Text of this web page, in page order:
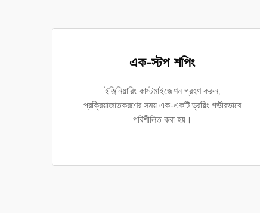
এক-স্টপ শপিং
ইঞ্জিনিয়ারিং কাস্টমাইজেশন গ্রহণ করুন,
প্রক্রিয়াজাতকরণের সময় এক-একটি ড্রয়িং গভীরভাবে
পরিশীলিত করা হয়।